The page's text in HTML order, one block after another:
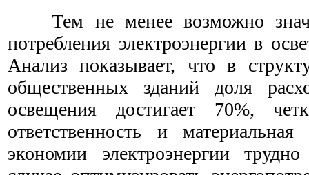
Тем не менее возможно
потребления электроэнергии в
Анализ показывает, что в
общественных зданий доля
освещения достигает 70%,
ответственность и материальная
экономии электроэнергии